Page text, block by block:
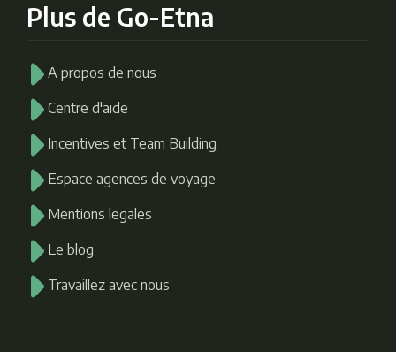
Plus de Go-Etna
A propos de nous
Centre d'aide
Incentives et Team Building
Espace agences de voyage
Mentions legales
Le blog
Travaillez avec nous